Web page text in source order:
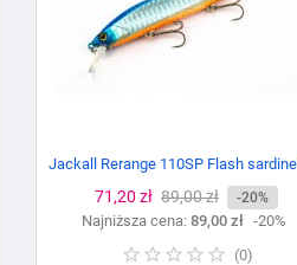
Jackall Rerange 110SP Flash
Cena
71,20 zł Cena
podstawowa
89,00 zł -20%
Najniższa cena: 89,00 zł -20%
(0)